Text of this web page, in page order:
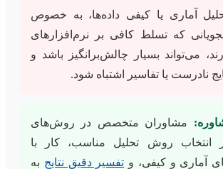
آماری یا کیفی داده‌ها، به خصوص
که تسلط کافی بر نرم‌افزارهای
می‌تواند بسیار چالش‌برانگیز باشد و
نادرست یا تفاسیر اشتباه شود.
مشاوران متخصص در روش‌های
انتخاب روش تحلیل مناسب، کار با
آماری و کیفی، و تفسیر دقیق نتایج به